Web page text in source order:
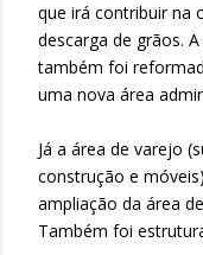
que irá contribuir na
descarga de grãos.
também foi
uma nova área
Já a área de varejo
construção e
ampliação da área
Também foi